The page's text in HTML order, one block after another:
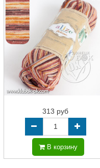
313 руб
В корзину